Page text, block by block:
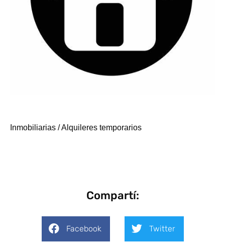
Inmobiliarias / Alquileres temporarios
Compartí:
Facebook Twitter